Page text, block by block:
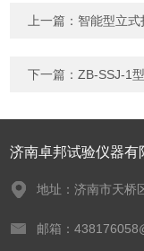
上一篇： 智能型立式
下一篇：ZB-SSJ-1
济南卓邦试验仪器有
地址：济南市天桥
邮箱：